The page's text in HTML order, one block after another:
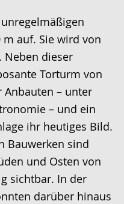
auf. Sie wird von
Neben dieser
Torturm von
– unter
– und ein
ihr heutiges Bild.
Bauwerken sind
und Osten von
sichtbar. In der
darüber hinaus